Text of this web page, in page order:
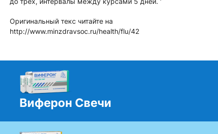
Виферон Свечи
Оригинальный текс читайте на
http://www.minzdravsoc.ru/health/flu/42